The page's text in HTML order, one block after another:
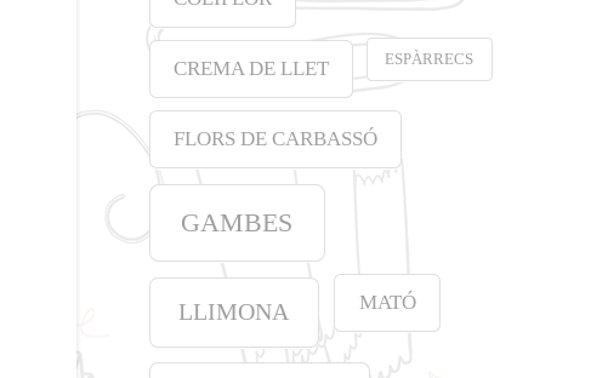
CREMA DE LLET ESPÀRRECS
FLORS DE CARBASSÓ
GAMBES
LLIMONA MATÓ